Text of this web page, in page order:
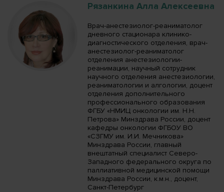
Рязанкина Алла Алексеевна
Врач-анестезиолог-реаниматолог
дневного стационара клинико-
диагностического отделения, врач-
анестезиолог-реаниматолог
отделения анестезиологии-
реанимации, научный сотрудник
научного отделения анестезиологии,
реаниматологии и алгологии, доцент
отделения дополнительного
профессионального образования
ФГБУ «НМИЦ онкологии им. Н.Н.
Петрова» Минздрава России, доцент
кафедры онкологии ФГБОУ ВО
«СЗГМУ им. И.И. Мечникова»
Минздрава России, главный
внештатный специалист Северо-
Западного федерального округа по
паллиативной медицинской помощи
Минздрава России, к.м.н., доцент,
Санкт-Петербург